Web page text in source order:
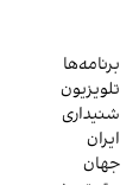
برنامه‌ها
تلویزیون
شنیداری
ایران
جهان